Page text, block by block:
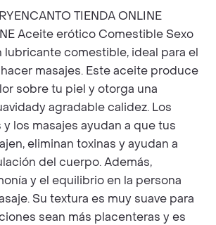
TIENDA ONLINE
Aceite erótico Comestible Sexo
lubricante comestible, ideal para el
masajes. Este aceite produce
sobre tu piel y otorga una
agradable calidez. Los
los masajes ayudan a que tus
eliminan toxinas y ayudan a
del cuerpo. Además,
y el equilibrio en la persona
Su textura es muy suave para
sean más placenteras y es